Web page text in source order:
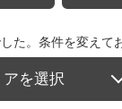
た。条件を変えて
アを選択